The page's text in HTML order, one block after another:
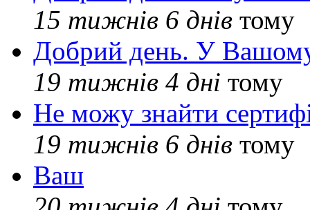
15 тижнів 6 днів тому
Добрий день. У Вашому
19 тижнів 4 дні тому
Не можу знайти
19 тижнів 6 днів тому
Ваш